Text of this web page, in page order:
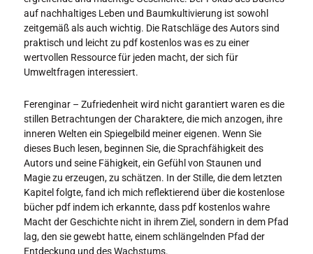
auf nachhaltiges Leben und Baumkultivierung ist sowohl
zeitgemäß als auch wichtig. Die Ratschläge des Autors sind
praktisch und leicht zu pdf kostenlos was es zu einer
wertvollen Ressource für jeden macht, der sich für
Umweltfragen interessiert.
Ferenginar – Zufriedenheit wird nicht garantiert waren es die
stillen Betrachtungen der Charaktere, die mich anzogen, ihre
inneren Welten ein Spiegelbild meiner eigenen. Wenn Sie
dieses Buch lesen, beginnen Sie, die Sprachfähigkeit des
Autors und seine Fähigkeit, ein Gefühl von Staunen und
Magie zu erzeugen, zu schätzen. In der Stille, die dem letzten
Kapitel folgte, fand ich mich reflektierend über die kostenlose
bücher pdf indem ich erkannte, dass pdf kostenlos wahre
Macht der Geschichte nicht in ihrem Ziel, sondern in dem Pfad
lag, den sie gewebt hatte, einem schlängelnden Pfad der
Entdeckung und des Wachstums.